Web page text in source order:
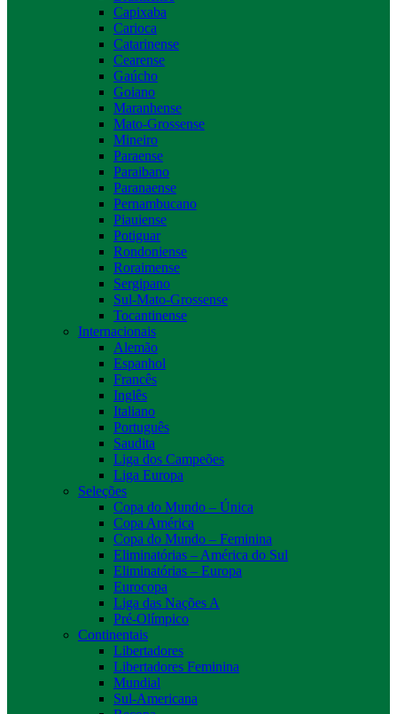
Capixaba
Carioca
Catarinense
Cearense
Gaúcho
Goiano
Maranhense
Mato-Grossense
Mineiro
Paraense
Paraibano
Paranaense
Pernambucano
Piauiense
Potiguar
Rondoniense
Roraimense
Sergipano
Sul-Mato-Grossense
Tocantinense
Internacionais
Alemão
Espanhol
Francês
Inglês
Italiano
Português
Saudita
Liga dos Campeões
Liga Europa
Seleções
Copa do Mundo – Única
Copa América
Copa do Mundo – Feminina
Eliminatórias – América do Sul
Eliminatórias – Europa
Eurocopa
Liga das Nações A
Pré-Olímpico
Continentais
Libertadores
Libertadores Feminina
Mundial
Sul-Americana